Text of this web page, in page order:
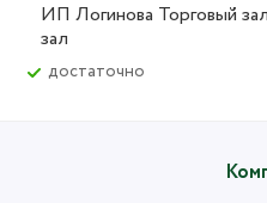
ИП Логинова Торговый
зал
Достаточно